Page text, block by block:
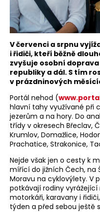
V červenci a srpnu
i řidiči, kteří běžně
zvyšuje osobní
republiky a dál. S tím
v prázdninových
Portál nehod (
hlavní tahy využívané při
jezerům a na hory. Do
třídy v okresech Břeclav,
Krumlov, Domažlice,
Prachatice, Strakonice,
Nejde však jen o cesty k
mířící do jižních Čech, na
Moravu na cyklovýlety. V
potkávají rodiny
motorkáři, karavany i
týden a před sebou ještě